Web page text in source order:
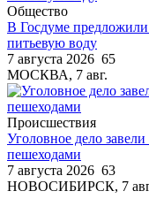
Общество
В Госдуме предложили
питьевую воду
7 августа 2026 65
МОСКВА, 7 авг.
Происшествия
Уголовное дело
пешеходами
7 августа 2026 63
НОВОСИБИРСК, 7